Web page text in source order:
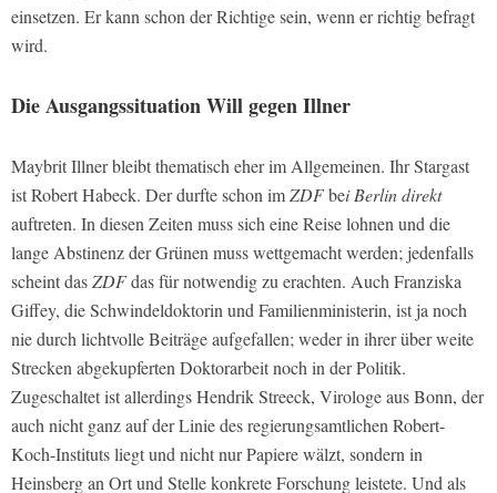
einsetzen. Er kann schon der Richtige sein, wenn er richtig befragt
wird.
Die Ausgangssituation Will gegen Illner
Maybrit Illner bleibt thematisch eher im Allgemeinen. Ihr Stargast
ist Robert Habeck. Der durfte schon imZDFbei Berlin direkt
auftreten. In diesen Zeiten muss sich eine Reise lohnen und die
lange Abstinenz der Grünen muss wettgemacht werden; jedenfalls
scheint dasZDFdas für notwendig zu erachten. Auch Franziska
Giffey, die Schwindeldoktorin und Familienministerin, ist ja noch
nie durch lichtvolle Beiträge aufgefallen; weder in ihrer über weite
Strecken abgekupferten Doktorarbeit noch in der Politik.
Zugeschaltet ist allerdings Hendrik Streeck, Virologe aus Bonn, der
auch nicht ganz auf der Linie des regierungsamtlichen Robert-
Koch-Instituts liegt und nicht nur Papiere wälzt, sondern in
Heinsberg an Ort und Stelle konkrete Forschung leistete. Und als